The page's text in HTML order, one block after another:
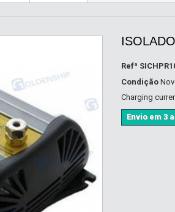
Refª
Condição
Charging
Envio em 3